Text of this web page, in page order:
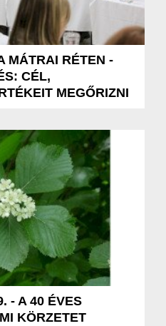
MÁTRAI RÉTEN -
CÉL,
MEGŐRIZNI
- A 40 ÉVES
KÖRZETET